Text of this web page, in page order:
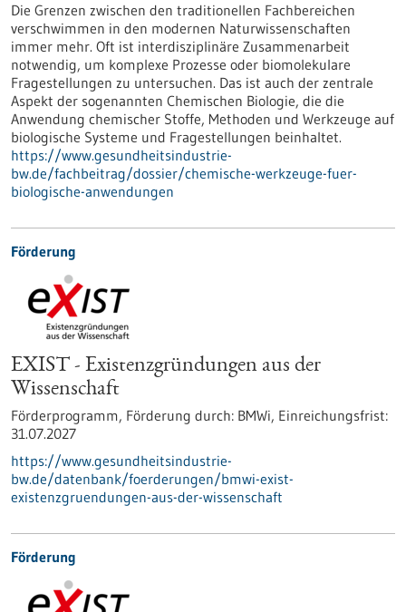
Die Grenzen zwischen den traditionellen Fachbereichen
verschwimmen in den modernen Naturwissenschaften
immer mehr. Oft ist interdisziplinäre Zusammenarbeit
notwendig, um komplexe Prozesse oder biomolekulare
Fragestellungen zu untersuchen. Das ist auch der zentrale
Aspekt der sogenannten Chemischen Biologie, die die
Anwendung chemischer Stoffe, Methoden und Werkzeuge auf
biologische Systeme und Fragestellungen beinhaltet.
https://www.gesundheitsindustrie-
bw.de/fachbeitrag/dossier/chemische-werkzeuge-fuer-
biologische-anwendungen
Förderung
EXIST - Existenzgründungen aus der
Wissenschaft
Förderprogramm, Förderung durch: BMWi, Einreichungsfrist:
31.07.2027
https://www.gesundheitsindustrie-
bw.de/datenbank/foerderungen/bmwi-exist-
existenzgruendungen-aus-der-wissenschaft
Förderung